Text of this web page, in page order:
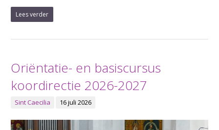
Lees verder
Oriëntatie- en basiscursus
koordirectie 2026-2027
Sint Caecilia 16 juli 2026